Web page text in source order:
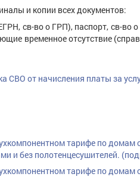
и копии всех документов:
св-во о ГРП), паспорт, св-во
временное отсутствие
от начисления платы за
тарифе по домам
и без полотенцесушителей.
тарифе по домам